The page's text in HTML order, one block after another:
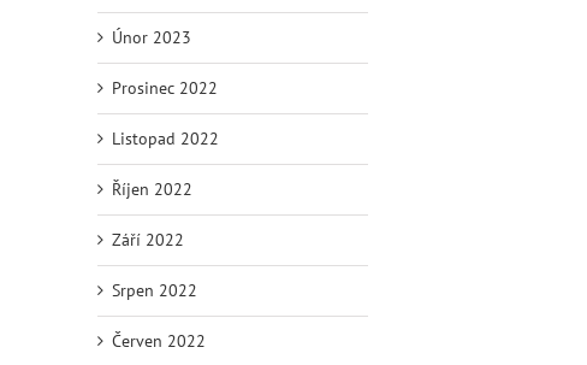
Únor 2023
Prosinec 2022
Listopad 2022
Říjen 2022
Září 2022
Srpen 2022
Červen 2022